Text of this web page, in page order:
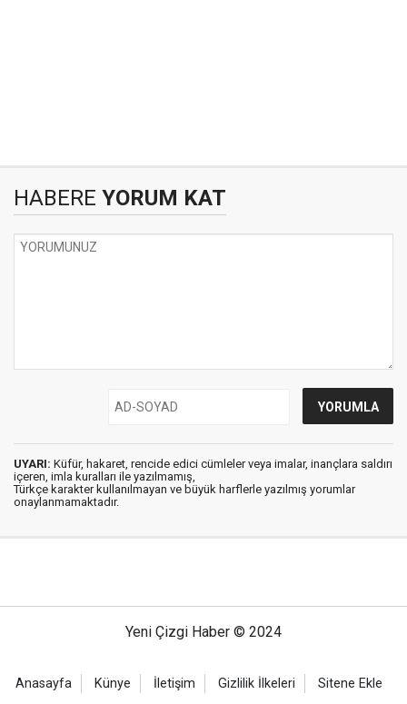
HABERE YORUM KAT
UYARI: Küfür, hakaret, rencide edici cümleler veya imalar, inançlara saldırı
içeren, imla kuralları ile yazılmamış,
Türkçe karakter kullanılmayan ve büyük harflerle yazılmış yorumlar
onaylanmamaktadır.
Yeni Çizgi Haber © 2024
Anasayfa Künye İletişim Gizlilik İlkeleri Sitene Ekle